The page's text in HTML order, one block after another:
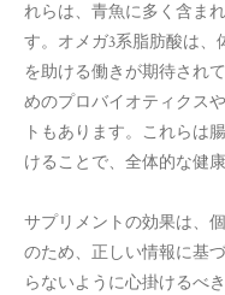
れらは、青魚に多く含ま
す。オメガ3系脂肪酸は
を助ける働きが期待され
めのプロバイオティクス
トもあります。これらは
けることで、全体的な健
サプリメントの効果は、
のため、正しい情報に基
らないように心掛けるべ